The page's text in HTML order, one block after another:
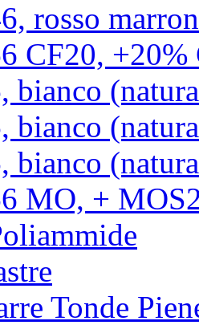
rosso
CF20,
bianco
bianco
bianco
MO, +
Tonde